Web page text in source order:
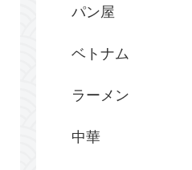
パン屋
ベトナム
ラーメン
中華